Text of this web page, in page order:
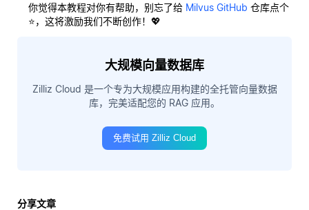
你觉得本教程对你有帮助，别忘了给 Milvus GitHub 仓库点个
⭐，这将激励我们不断创作！💖
大规模向量数据库
Zilliz Cloud 是一个专为大规模应用构建的全托管向量数据
库，完美适配您的 RAG 应用。
免费试用 Zilliz Cloud
分享文章